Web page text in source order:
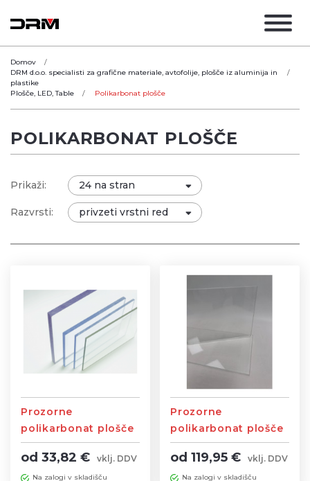
Domov
DRM d.o.o. specialisti za grafične materiale, avtofolije, plošče iz aluminija in
plastike
Plošče, LED, Table
Polikarbonat plošče
POLIKARBONAT PLOŠČE
Prikaži:
Razvrsti:
Prozorne
polikarbonat plošče
z UV zaščito
od 33,82 € vklj. DDV
Na zalogi v skladišču
Prozorne
polikarbonat plošče
2050 x 3050mm brez
UV zaščite
od 119,95 € vklj. DDV
Na zalogi v skladišču